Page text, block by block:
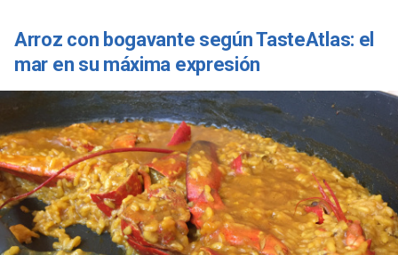
Arroz con bogavante según TasteAtlas: el
mar en su máxima expresión